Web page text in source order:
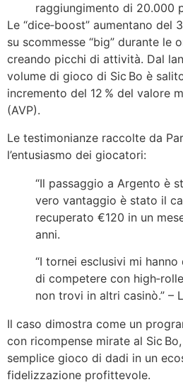
raggiungimento di 20.000
Le “dice‑boost” aumentano del
su scommesse “big” durante le
creando picchi di attività. Dal
volume di gioco di Sic Bo è
incremento del 12 % del valore
(AVP).
Le testimonianze raccolte da
l’entusiasmo dei giocatori:
“Il passaggio a Argento è
vero vantaggio è stato il
recuperato €120 in un
anni.
“I tornei esclusivi mi
di competere con
non trovi in altri casinò.” –
Il caso dimostra come un
con ricompense mirate al Sic
semplice gioco di dadi in un
fidelizzazione profittevole.